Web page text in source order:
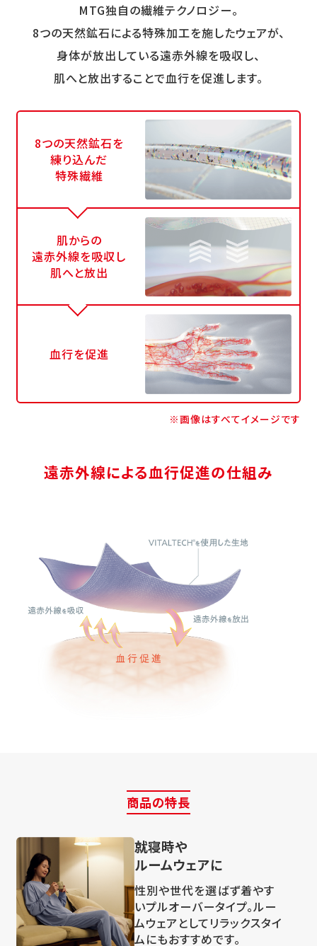
MTG独自の繊維テクノロジー。
8つの天然鉱石による特殊加工を施したウェアが、
身体が放出している遠赤外線を吸収し、
肌へと放出することで血行を促進します。
8つの天然鉱石を
練り込んだ
特殊繊維
肌からの
遠赤外線を吸収し
肌へと放出
血行を促進
※画像はすべてイメージです
遠赤外線による血行促進の仕組み
商品の特長
就寝時や
ルームウェアに
性別や世代を選ばず着やす
いプルオーバータイプ。ルー
ムウェアとしてリラックスタイ
ムにもおすすめです。